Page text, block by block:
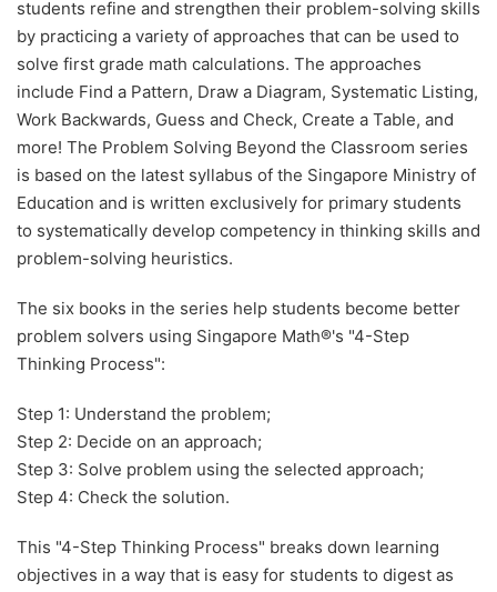
students refine and strengthen their problem-solving skills
by practicing a variety of approaches that can be used to
solve first grade math calculations. The approaches
include Find a Pattern, Draw a Diagram, Systematic Listing,
Work Backwards, Guess and Check, Create a Table, and
more! The Problem Solving Beyond the Classroom series
is based on the latest syllabus of the Singapore Ministry of
Education and is written exclusively for primary students
to systematically develop competency in thinking skills and
problem-solving heuristics.
The six books in the series help students become better
problem solvers using Singapore Math®'s "4-Step
Thinking Process":
Step 1: Understand the problem;
Step 2: Decide on an approach;
Step 3: Solve problem using the selected approach;
Step 4: Check the solution.
This "4-Step Thinking Process" breaks down learning
objectives in a way that is easy for students to digest as